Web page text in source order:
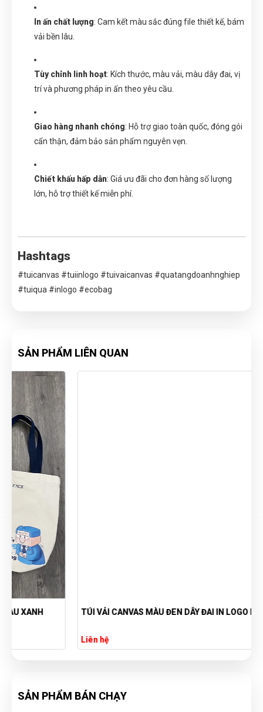
In ấn chất lượng: Cam kết màu sắc đúng file thiết kế, bám
vải bền lâu.
Tùy chỉnh linh hoạt: Kích thước, màu vải, màu dây đai, vị
trí và phương pháp in ấn theo yêu cầu.
Giao hàng nhanh chóng: Hỗ trợ giao toàn quốc, đóng gói
cẩn thận, đảm bảo sản phẩm nguyên vẹn.
Chiết khấu hấp dẫn: Giá ưu đãi cho đơn hàng số lượng
lớn, hỗ trợ thiết kế miễn phí.
Hashtags
#tuicanvas #tuiinlogo #tuivaicanvas #quatangdoanhnghiep
#tuiqua #inlogo #ecobag
SẢN PHẨM LIÊN QUAN
TÚI VẢI CANVAS MÀU ĐEN DÂY ĐAI IN LOGO RMIT
SẢN PHẨM BÁN CHẠY